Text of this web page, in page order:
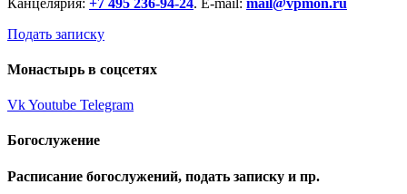
Подать записку
Монастырь в соцсетях
VkYoutube Telegram
Богослужение
Расписание богослужений, подать записку и пр.